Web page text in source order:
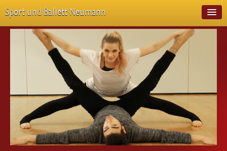
Sport und Ballett Neumann
Start
Neuigkeiten
Über Uns
Veranstaltungen
Emotion Pur
Meisterschaften
Projekte
Vorstellungen